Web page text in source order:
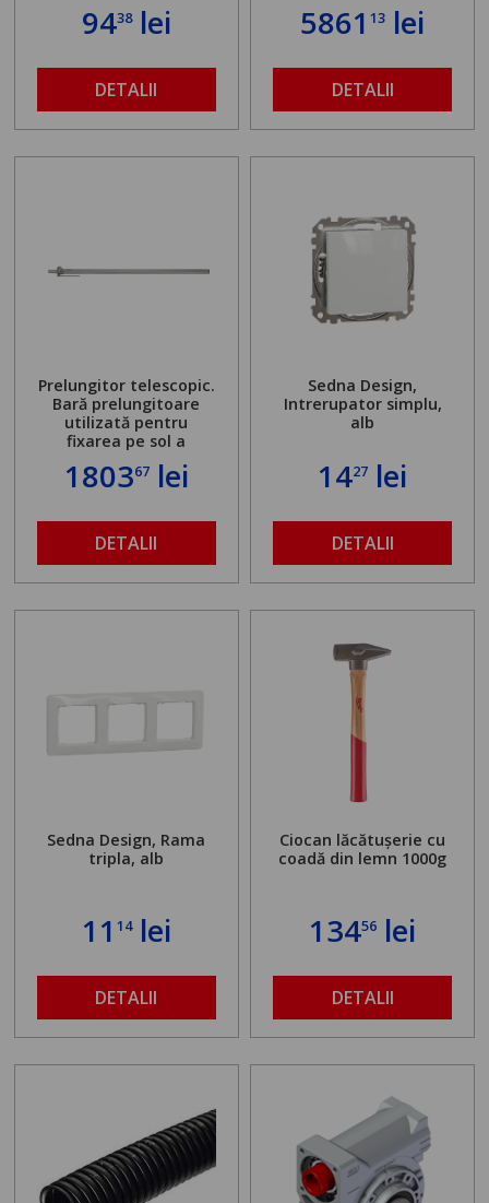
9438lei
DETALII
586113 lei
DETALII
Prelungitor telescopic.
Bară prelungitoare
utilizată pentru
fixarea pe sol a
standului mașinii de
găurit în locul
maximă admisă de 500
kg și înălțime reglabilă
de la 1,8 la 2,9 m
180367lei
DETALII
Sedna Design,
Intrerupator simplu,
alb
1427 lei
DETALII
Sedna Design, Rama
tripla, alb
11 14lei
DETALII
Ciocan lăcătușerie cu
coadă din lemn 1000g
13456 lei
DETALII